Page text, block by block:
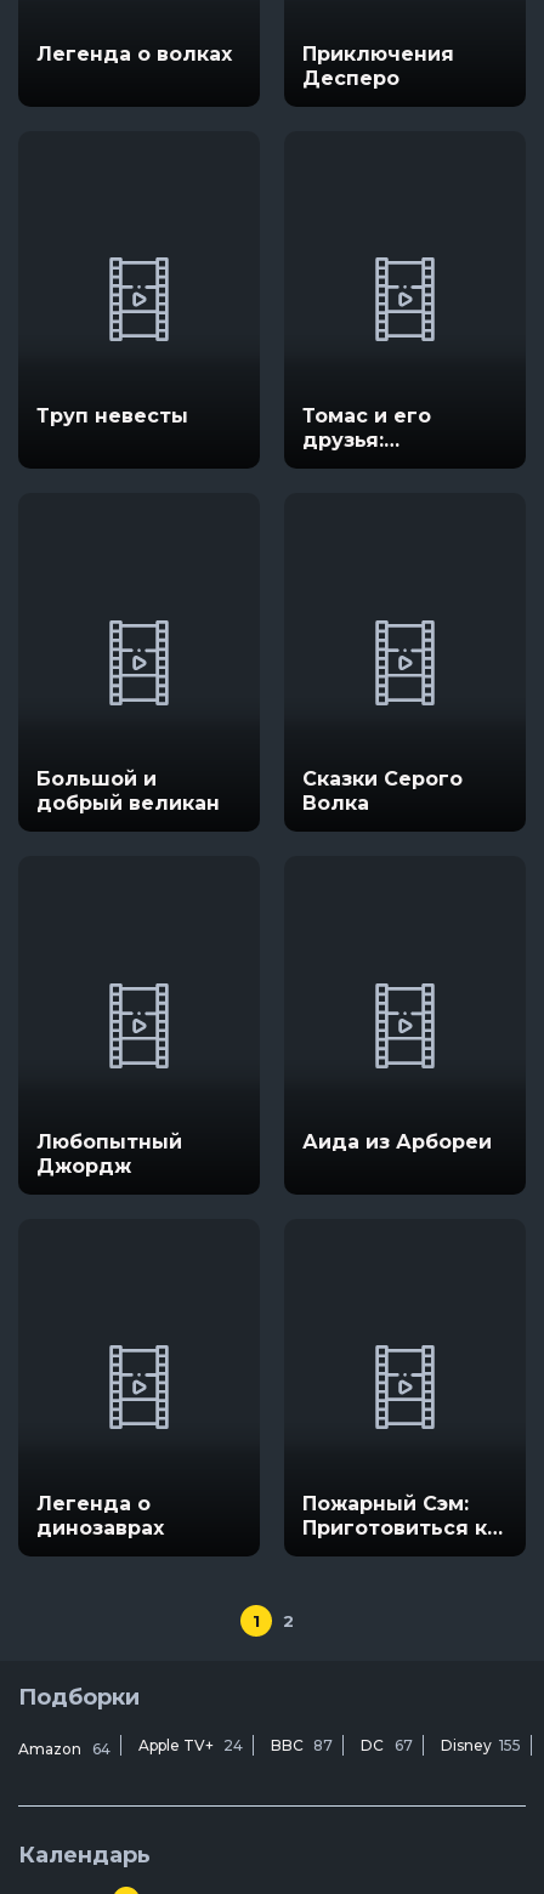
Легенда о волках
Приключения
Десперо
Труп невесты
Томас и его
друзья:
Кругосветное
Большой и
добрый великан
Сказки Серого
Волка
Любопытный
Джордж
Аида из Арбореи
Легенда о
динозаврах
Пожарный Сэм:
Приготовиться к
съёмкам!
1 2
Подборки
Amazon 64 Apple TV+ 24 BBC 87 DC 67 Disney 155
Календарь